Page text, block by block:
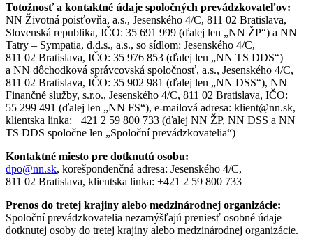
Totožnosť a kontaktné údaje spoločných prevádzkovateľov:
NN Životná poisťovňa, a.s., Jesenského 4/C, 811 02 Bratislava,
Slovenská republika, IČO: 35 691 999 (ďalej len „NN ŽP“) a NN
Tatry – Sympatia, d.d.s., a.s., so sídlom: Jesenského 4/C,
811 02 Bratislava, IČO: 35 976 853 (ďalej len „NN TS DDS“)
a NN dôchodková správcovská spoločnosť, a.s., Jesenského 4/C,
811 02 Bratislava, IČO: 35 902 981 (ďalej len „NN DSS“), NN
Finančné služby, s.r.o., Jesenského 4/C, 811 02 Bratislava, IČO:
55 299 491 (ďalej len „NN FS“), e-mailová adresa: klient@nn.sk,
klientska linka: +421 2 59 800 733 (ďalej NN ŽP, NN DSS a NN
TS DDS spoločne len „Spoloční prevádzkovatelia“)
Kontaktné miesto pre dotknutú osobu:
dpo@nn.sk, korešpondenčná adresa: Jesenského 4/C,
811 02 Bratislava, klientska linka: +421 2 59 800 733
Prenos do tretej krajiny alebo medzinárodnej organizácie:
Spoloční prevádzkovatelia nezamýšľajú preniesť osobné údaje
dotknutej osoby do tretej krajiny alebo medzinárodnej organizácie.